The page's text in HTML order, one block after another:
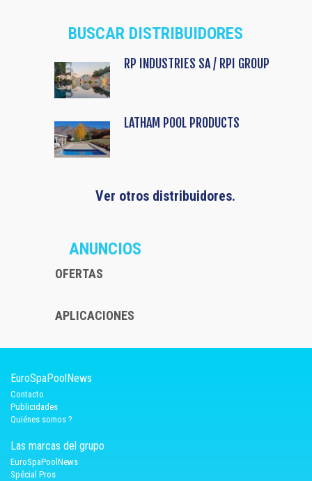
BUSCAR DISTRIBUIDORES
RP INDUSTRIES SA / RPI GROUP
LATHAM POOL PRODUCTS
Ver otros distribuidores.
ANUNCIOS
OFERTAS
APLICACIONES
EuroSpaPoolNews
Contacto
Publicidades
Quiénes somos ?
Las marcas del grupo
EuroSpaPoolNews
Spécial Pros